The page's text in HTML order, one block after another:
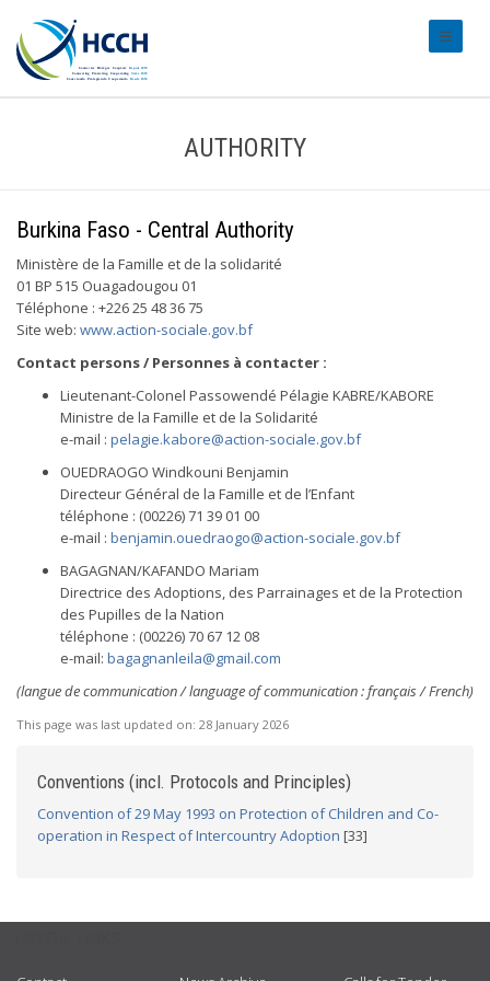
AUTHORITY
Burkina Faso - Central Authority
Ministère de la Famille et de la solidarité
01 BP 515 Ouagadougou 01
Téléphone : +226 25 48 36 75
Site web: www.action-sociale.gov.bf
Contact persons / Personnes à contacter :
Lieutenant-Colonel Passowendé Pélagie KABRE/KABORE
Ministre de la Famille et de la Solidarité
e-mail : pelagie.kabore@action-sociale.gov.bf
OUEDRAOGO Windkouni Benjamin
Directeur Général de la Famille et de l’Enfant
téléphone : (00226) 71 39 01 00
e-mail : benjamin.ouedraogo@action-sociale.gov.bf
BAGAGNAN/KAFANDO Mariam
Directrice des Adoptions, des Parrainages et de la Protection
des Pupilles de la Nation
téléphone : (00226) 70 67 12 08
e-mail: bagagnanleila@gmail.com
(langue de communication / language of communication : français / French)
This page was last updated on: 28 January 2026
Conventions (incl. Protocols and Principles)
Convention of 29 May 1993 on Protection of Children and Co-
operation in Respect of Intercountry Adoption [33]